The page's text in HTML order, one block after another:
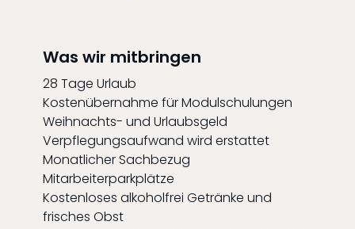
Was wir mitbringen
28 Tage Urlaub
Kostenübernahme für Modulschulungen
Weihnachts- und Urlaubsgeld
Verpflegungsaufwand wird erstattet
Monatlicher Sachbezug
Mitarbeiterparkplätze
Kostenloses alkoholfrei Getränke und
frisches Obst